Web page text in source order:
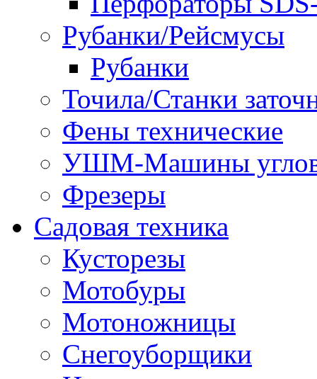
Рубанки/Рейсмусы
Рубанки
Точила/Станки
Фены технические
УШМ-Машины
Фрезеры
Садовая техника
Кусторезы
Мотобуры
Мотоножницы
Снегоуборщики